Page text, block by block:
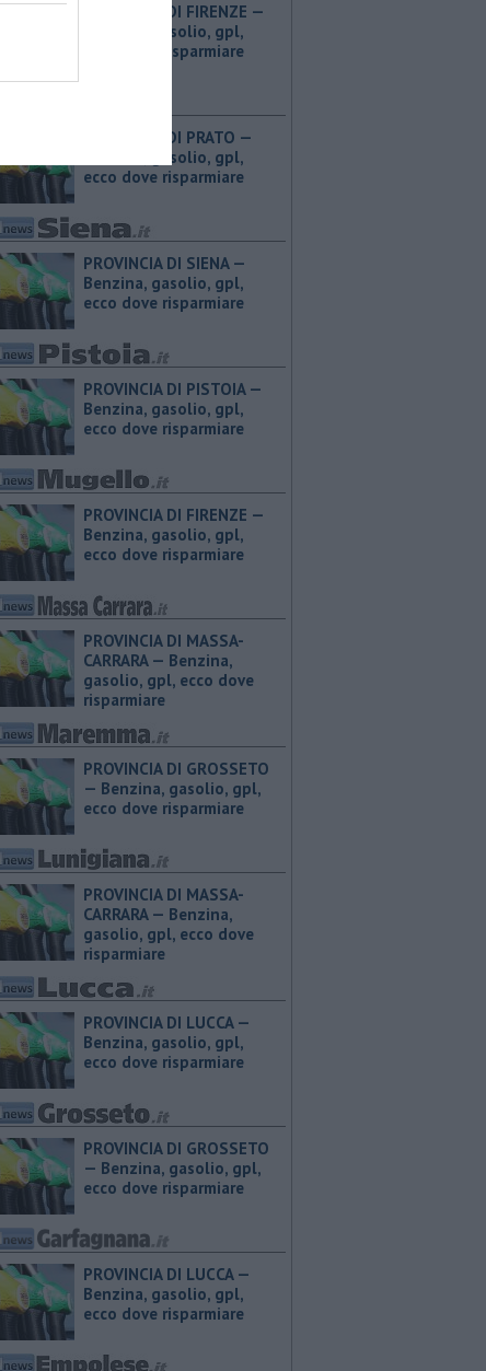
PROVINCIA DI FIRENZE — ​
Benzina, gasolio, gpl,
ecco dove risparmiare
PROVINCIA DI PRATO — ​
Benzina, gasolio, gpl,
ecco dove risparmiare
PROVINCIA DI SIENA — ​
Benzina, gasolio, gpl,
ecco dove risparmiare
PROVINCIA DI PISTOIA — ​
Benzina, gasolio, gpl,
ecco dove risparmiare
PROVINCIA DI FIRENZE — ​
Benzina, gasolio, gpl,
ecco dove risparmiare
PROVINCIA DI MASSA-
CARRARA — ​Benzina,
gasolio, gpl, ecco dove
risparmiare
PROVINCIA DI GROSSETO
— ​Benzina, gasolio, gpl,
ecco dove risparmiare
PROVINCIA DI MASSA-
CARRARA — ​Benzina,
gasolio, gpl, ecco dove
risparmiare
PROVINCIA DI LUCCA — ​
Benzina, gasolio, gpl,
ecco dove risparmiare
PROVINCIA DI GROSSETO
— ​Benzina, gasolio, gpl,
ecco dove risparmiare
PROVINCIA DI LUCCA — ​
Benzina, gasolio, gpl,
ecco dove risparmiare